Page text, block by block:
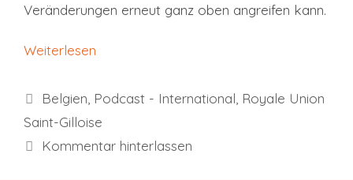
Veränderungen erneut ganz oben angreifen kann.
Weiterlesen
Kategorien
Belgien Podcast - International Royale Union
Saint-Gilloise
Kommentar hinterlassen